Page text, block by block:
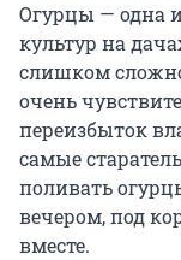
Огурцы — одна
культур на
слишком
очень
переизбыток
самые
поливать
вечером, под
вместе.